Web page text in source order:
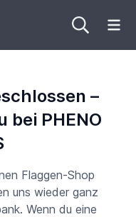
–
bei PHENO
Flaggen-Shop
uns wieder ganz
Wenn du eine